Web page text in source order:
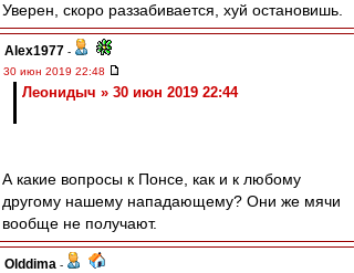
Уверен, скоро раззабивается, хуй остановишь.
Alex1977 -
30 июн 2019 22:48
Леонидыч » 30 июн 2019 22:44
А какие вопросы к Понсе, как и к любому
другому нашему нападающему? Они же мячи
вообще не получают.
Olddima -